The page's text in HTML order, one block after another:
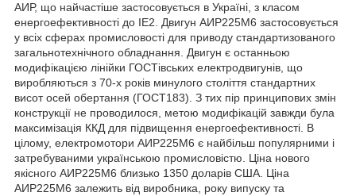
АИР, що найчастіше застосовується в Україні, з класом
енергоефективності до IE2. Двигун АИР225М6 застосовується
у всіх сферах промисловості для приводу стандартизованого
загальнотехнічного обладнання. Двигун є останньою
модифікацією лінійки ГОСТівських електродвигунів, що
виробляються з 70-х років минулого століття стандартних
висот осей обертання (ГОСТ183). З тих пір принципових змін
конструкції не проводилося, метою модифікацій завжди була
максимізація ККД для підвищення енергоефективності. В
цілому, електромотори АИР225М6 є найбільш популярними і
затребуваними українською промисловістю. Ціна нового
якісного АИР225М6 близько 1350 доларів США. Ціна
АИР225М6 залежить від виробника, року випуску та